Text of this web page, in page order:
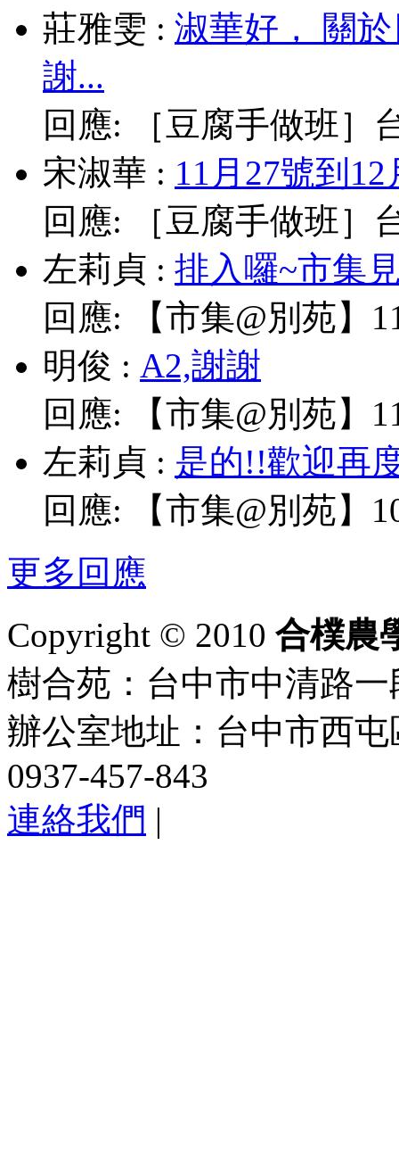
莊雅雯 : 淑華好， 關
謝...
回應:
［豆腐手做班］
宋淑華 : 11月27號到
回應:
［豆腐手做班］
左莉貞 : 排入囉~市集
回應:
【市集@別苑】
明俊 : A2,謝謝
回應:
【市集@別苑】
左莉貞 : 是的!!歡迎再
回應:
【市集@別苑】
更多回應
Copyright © 2010 合樸農
樹合苑：台中市中清路一
辦公室地址：台中市西
0937-457-843
連絡我們 |